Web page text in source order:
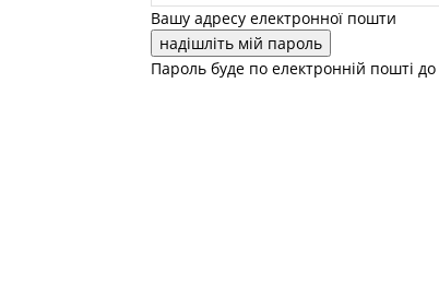
Вашу адресу електронної пошти
Пароль буде по електронній пошті до